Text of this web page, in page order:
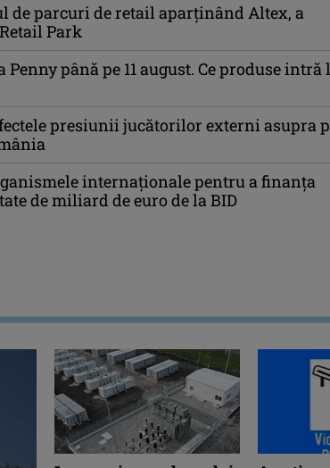
de parcuri de retail aparținând Altex, a
Park
Penny până pe 11 august. Ce produse intră
presiunii jucătorilor externi asupra
internaționale pentru a finanța
de miliard de euro de la BID